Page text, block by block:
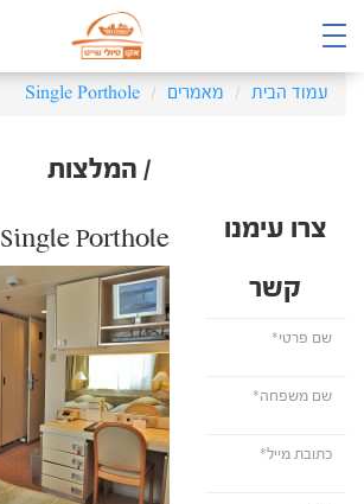
עמוד הבית מאמרים Single Porthole
/ המלצות
צרו עימנו
קשר
Single Porthole